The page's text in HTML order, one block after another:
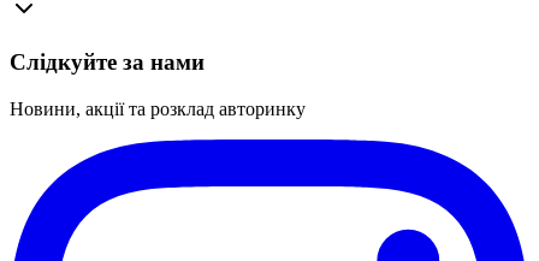
Слідкуйте за нами
Новини, акції та розклад авторинку